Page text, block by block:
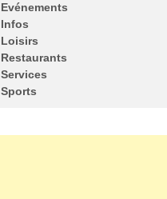
Evénements
Infos
Loisirs
Restaurants
Services
Sports